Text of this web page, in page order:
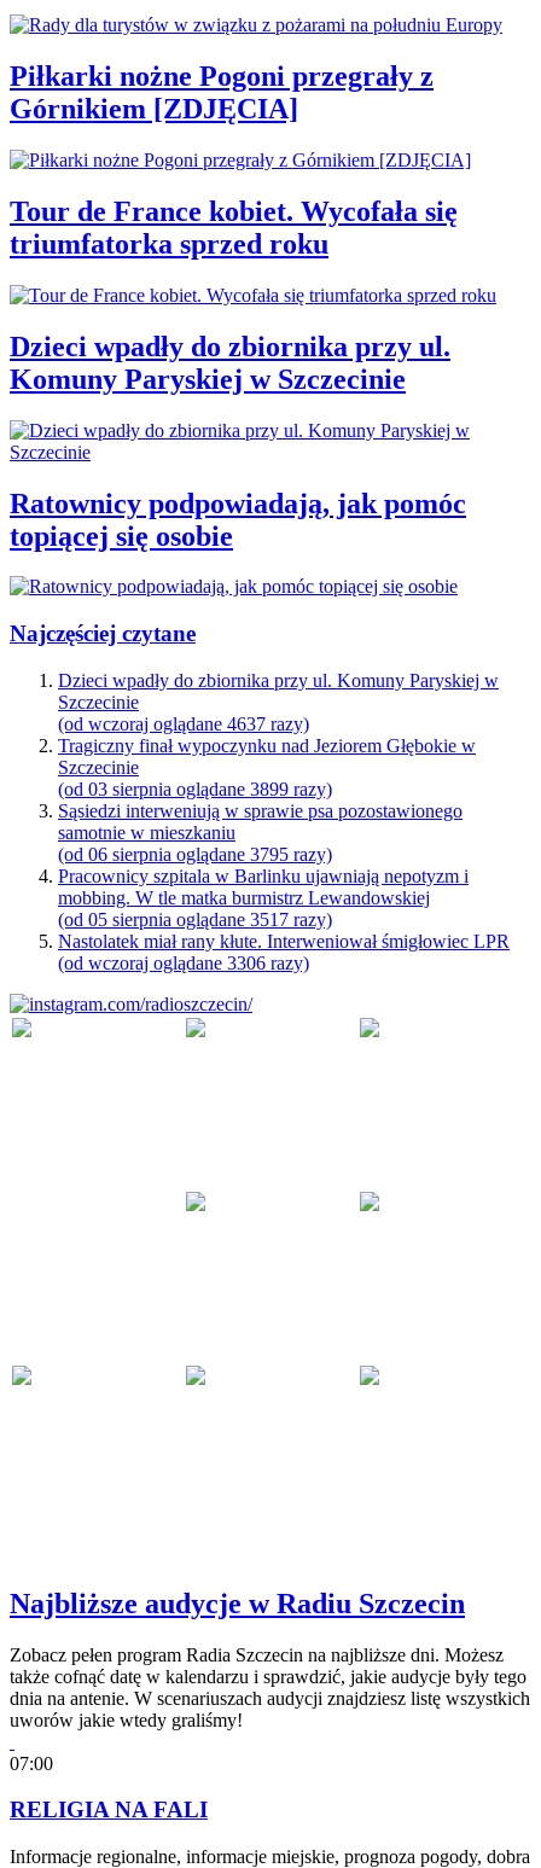
Piłkarki nożne Pogoni przegrały z
Górnikiem [ZDJĘCIA]
Tour de France kobiet. Wycofała się
triumfatorka sprzed roku
Dzieci wpadły do zbiornika przy ul.
Komuny Paryskiej w Szczecinie
Ratownicy podpowiadają, jak pomóc
topiącej się osobie
Najczęściej czytane
Dzieci wpadły do zbiornika przy ul. Komuny Paryskiej w
Szczecinie
(od wczoraj oglądane 4637 razy)
Tragiczny finał wypoczynku nad Jeziorem Głębokie w
Szczecinie
(od 03 sierpnia oglądane 3899 razy)
Sąsiedzi interweniują w sprawie psa pozostawionego
samotnie w mieszkaniu
(od 06 sierpnia oglądane 3795 razy)
Pracownicy szpitala w Barlinku ujawniają nepotyzm i
mobbing. W tle matka burmistrz Lewandowskiej
(od 05 sierpnia oglądane 3517 razy)
Nastolatek miał rany kłute. Interweniował śmigłowiec LPR
(od wczoraj oglądane 3306 razy)
Najbliższe audycje w Radiu Szczecin
Zobacz pełen program Radia Szczecin na najbliższe dni. Możesz
także cofnąć datę w kalendarzu i sprawdzić, jakie audycje były tego
dnia na antenie. W scenariuszach audycji znajdziesz listę wszystkich
uworów jakie wtedy graliśmy!
07:00
RELIGIA NA FALI
Informacje regionalne, informacje miejskie, prognoza pogody, dobra